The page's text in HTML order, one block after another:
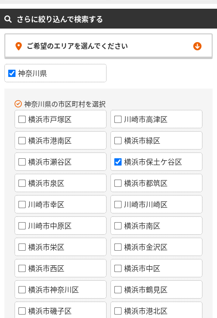
さらに絞り込んで検索する
ご希望のエリアを選んでください
神奈川県
神奈川県の市区町村を選択
横浜市戸塚区 川崎市高津区
横浜市港南区 横浜市緑区
横浜市瀬谷区 横浜市保土ケ谷区
横浜市泉区 横浜市都筑区
川崎市幸区 川崎市川崎区
川崎市中原区 横浜市南区
横浜市栄区 横浜市金沢区
横浜市西区 横浜市中区
横浜市神奈川区 横浜市鶴見区
横浜市磯子区 横浜市港北区